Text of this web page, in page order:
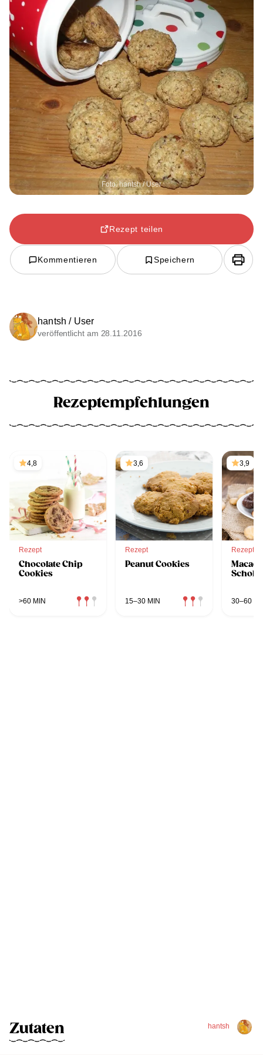
Foto: hantsh / User
Rezept teilen
Kommentieren Speichern
hantsh / User
veröffentlicht am 28.11.2016
Rezeptempfehlungen
4,8
Rezept
Chocolate Chip
Cookies
>60 MIN
3,6
Rezept
Peanut Cookies
15–30 MIN
3,9
Rezept
30–60
hantsh
Zutaten